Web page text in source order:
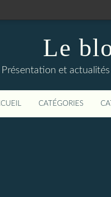
Le
Présentation et
CATÉGORIES